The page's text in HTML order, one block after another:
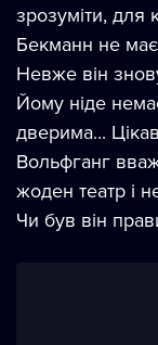
зрозуміти,
Бекманн не
Невже він
Йому ніде
дверима...
Вольфганг
жоден театр і
Чи був він